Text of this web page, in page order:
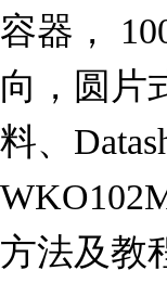
容器，
向，圆片
料、
方法及教